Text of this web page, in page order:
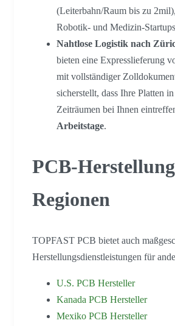
(Leiterbahn/Raum bis zu
Robotik- und Medizin-
Nahtlose Logistik nach
bieten eine Expresslieferung
mit vollständiger
sicherstellt, dass Ihre Platten
Zeiträumen bei Ihnen
Arbeitstage.
PCB-
Regionen
TOPFAST PCB bietet auch
Herstellungsdienstleistungen für
U.S. PCB Hersteller
Kanada PCB Hersteller
Mexiko PCB Hersteller